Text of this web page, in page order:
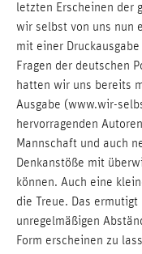
letzten Erscheinen der
wir selbst von uns nun
mit einer
Fragen der deutschen
hatten wir uns bereits
Ausgabe (www.wir-
hervorragenden
Mannschaft und auch
Denkanstöße mit
können. Auch eine
die Treue. Das
unregelmäßigen
Form erscheinen zu